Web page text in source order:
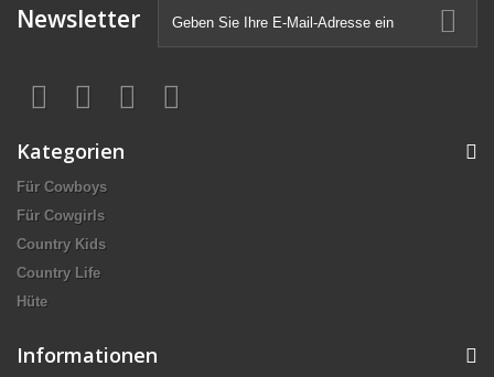
Newsletter
Kategorien
Für Cowboys
Für Cowgirls
Country Kids
Country Life
Hüte
Informationen